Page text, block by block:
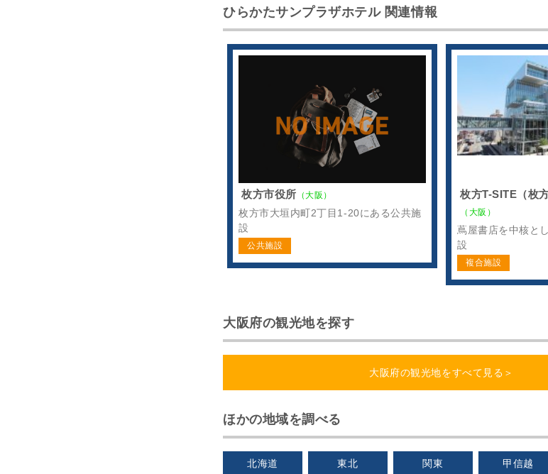
ひらかたサンプラザホテル 関連情報
枚方市役所 （大阪）
枚方市大垣内町2丁目1-20にある公共施
設
公共施設
枚方T-SITE（枚
（大阪）
蔦屋書店を中核と
設
複合施設
大阪府の観光地を探す
大阪府の観光地をすべて見る＞
ほかの地域を調べる
北海道 東北 関東 甲信越